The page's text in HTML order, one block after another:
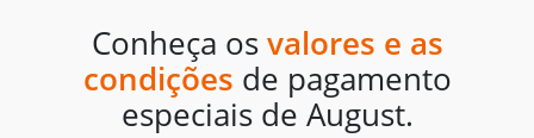
Conheça os valores e as
condições de pagamento
especiais de August.